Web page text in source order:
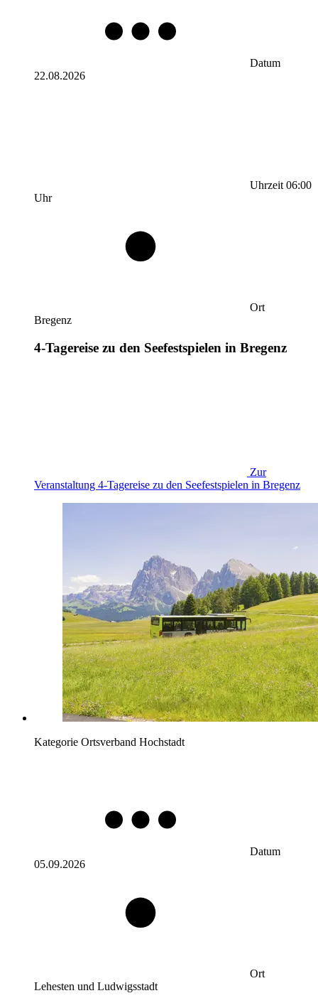
Datum
22.08.2026
Uhrzeit 06:00
Uhr
Ort
Bregenz
4-Tagereise zu den Seefestspielen in Bregenz
Zur
Veranstaltung 4-Tagereise zu den Seefestspielen in Bregenz
Kategorie Ortsverband Hochstadt
Datum
05.09.2026
Ort
Lehesten und Ludwigsstadt